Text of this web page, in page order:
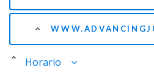
Horario